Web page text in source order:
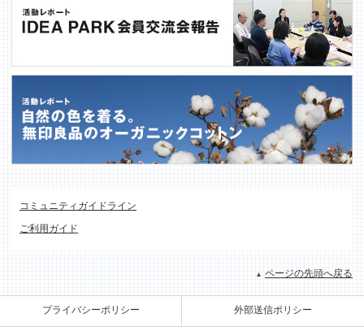
コミュニティガイドライン
ご利用ガイド
ページの先頭へ戻る
プライバシーポリシー 外部送信ポリシー